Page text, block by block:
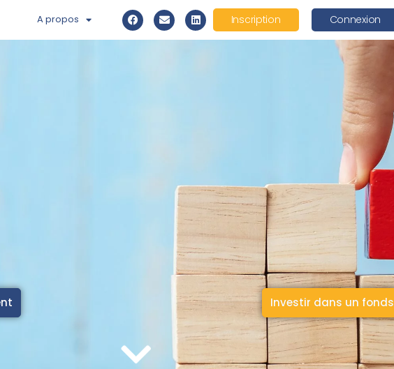
A propos Inscription Connexion
Investir dans un fonds